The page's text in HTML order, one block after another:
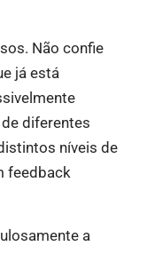
Não confie
já está
diferentes
níveis de
feedback
a